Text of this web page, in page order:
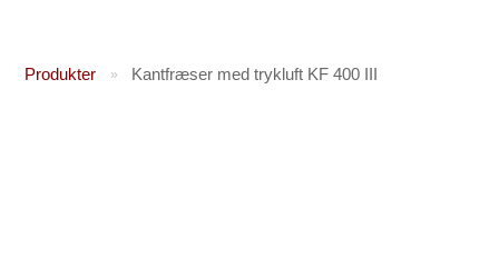
Produkter » Kantfræser med trykluft KF 400 III